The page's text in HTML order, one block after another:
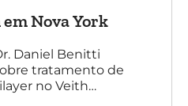
Nova York
Daniel Benitti
tratamento de
no Veith